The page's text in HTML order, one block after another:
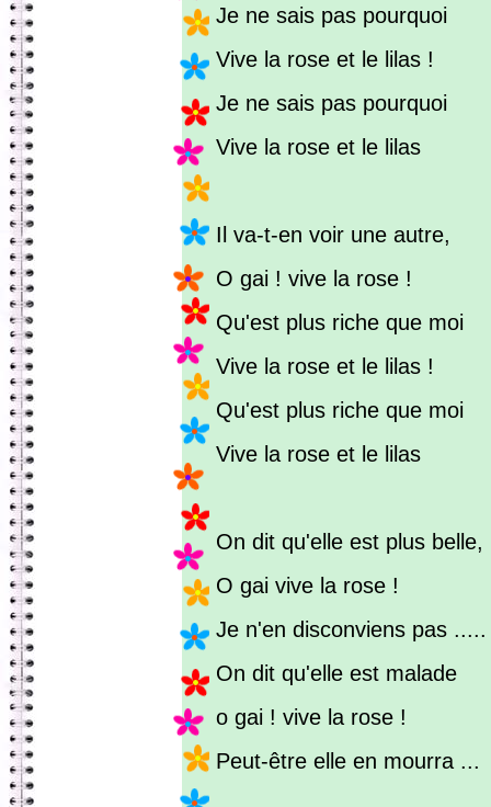
Je ne sais pas pourquoi
Vive la rose et le lilas !
Je ne sais pas pourquoi
Vive la rose et le lilas
Il va-t-en voir une autre,
O gai ! vive la rose !
Qu'est plus riche que moi
Vive la rose et le lilas !
Qu'est plus riche que moi
Vive la rose et le lilas
On dit qu'elle est plus belle,
O gai vive la rose !
Je n'en disconviens pas .....
On dit qu'elle est malade
o gai ! vive la rose !
Peut-être elle en mourra ...